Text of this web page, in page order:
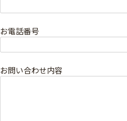
お電話番号
お問い合わせ内容